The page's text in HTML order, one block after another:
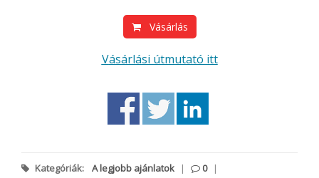
Vásárlás
Vásárlási útmutató itt
Kategóriák: A legjobb ajánlatok | 0 |